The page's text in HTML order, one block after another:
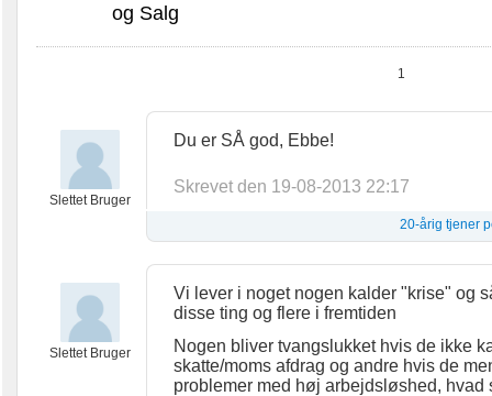
og Salg
1
Slettet Bruger
Du er SÅ god, Ebbe!
Skrevet den 19-08-2013 22:17
20-årig tjener
Slettet Bruger
Vi lever i noget nogen kalder "krise" og
disse ting og flere i fremtiden
Nogen bliver tvangslukket hvis de ikke
skatte/moms afdrag og andre hvis de
problemer med høj arbejdsløshed, hvad